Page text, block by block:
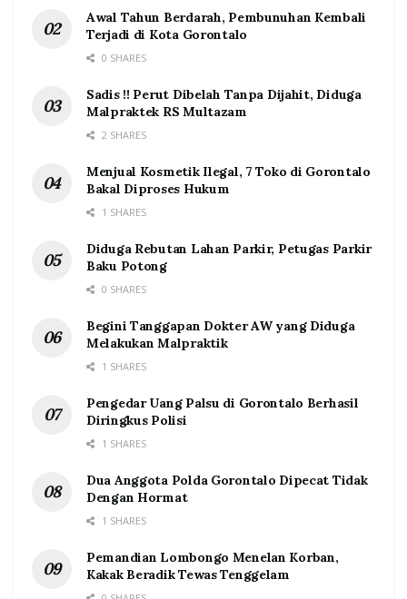
Awal Tahun Berdarah, Pembunuhan Kembali
Terjadi di Kota Gorontalo
0 SHARES
Sadis !! Perut Dibelah Tanpa Dijahit, Diduga
Malpraktek RS Multazam
2 SHARES
Menjual Kosmetik Ilegal, 7 Toko di Gorontalo
Bakal Diproses Hukum
1 SHARES
Diduga Rebutan Lahan Parkir, Petugas Parkir
Baku Potong
0 SHARES
Begini Tanggapan Dokter AW yang Diduga
Melakukan Malpraktik
1 SHARES
Pengedar Uang Palsu di Gorontalo Berhasil
Diringkus Polisi
1 SHARES
Dua Anggota Polda Gorontalo Dipecat Tidak
Dengan Hormat
1 SHARES
Pemandian Lombongo Menelan Korban,
Kakak Beradik Tewas Tenggelam